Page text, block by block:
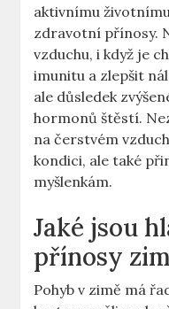
aktivnímu
zdravotní přínosy.
vzduchu, i ‍když je
⁤imunitu ‌a zlepšit
ale důsledek
hormonů ‌štěstí.
na ⁤čerstvém
kondici, ale také
myšlenkám.
Jaké jsou
přínosy
Pohyb v zimě má‌